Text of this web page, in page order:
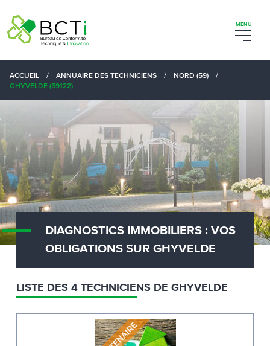
ACCUEIL / ANNUAIRE DES TECHNICIENS / NORD (59)
/
GHYVELDE (59122)
DIAGNOSTICS IMMOBILIERS : VOS
OBLIGATIONS SUR GHYVELDE
LISTE DES 4 TECHNICIENS DE GHYVELDE